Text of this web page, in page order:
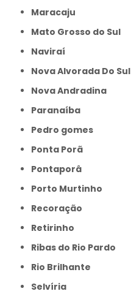
Maracaju
Mato Grosso do Sul
Naviraí
Nova Alvorada Do Sul
Nova Andradina
Paranaíba
Pedro gomes
Ponta Porã
Pontaporâ
Porto Murtinho
Recoração
Retirinho
Ribas do Rio Pardo
Rio Brilhante
Selvíria